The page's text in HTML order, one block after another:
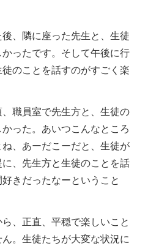
、隣に座った先生と、生徒
ったです。そして午後に行
のことを話すのがすごく楽
職員室で先生方と、生徒の
った。あいつこんなところ
、あーだこーだと、生徒が
、先生方と生徒のことを話
きだったなーということ
、正直、平穏で楽しいこと
。生徒たちが大変な状況に